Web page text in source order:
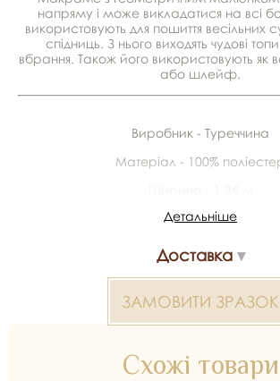
напряму і може викладатися на всі
використовують для пошиття весільних
спідниць. З нього виходять чудові
вбрання. Також його використовують як
або шлейф.
Виробник - Туреччина
Матеріал - 100%
У рулоні - від 15 до 20 м
*Передача кольору може бути
2000000321691 — матеріал для
та колекцій ательє. Доступний оптом і
Tex, SKU 352787.
Детальніше
Доставка
ЗАМОВИТИ ЗРАЗОК
Схожі товари